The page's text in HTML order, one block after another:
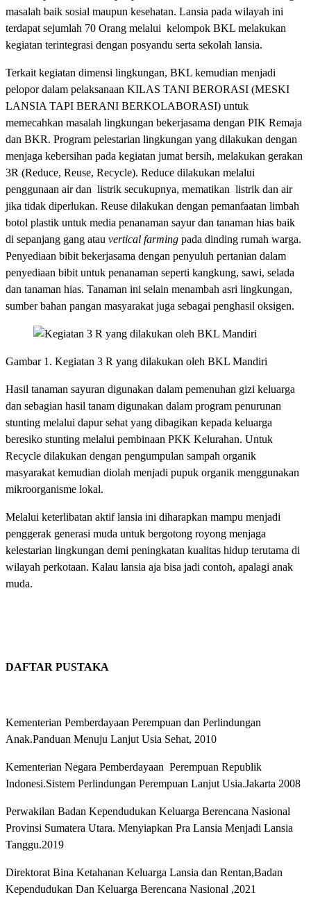
masalah baik sosial maupun kesehatan. Lansia pada wilayah ini
terdapat sejumlah 70 Orang melalui kelompok BKL melakukan
kegiatan terintegrasi dengan posyandu serta sekolah lansia.
Terkait kegiatan dimensi lingkungan, BKL kemudian menjadi
pelopor dalam pelaksanaan KILAS TANI BERORASI (MESKI
LANSIA TAPI BERANI BERKOLABORASI) untuk
memecahkan masalah lingkungan bekerjasama dengan PIK Remaja
dan BKR. Program pelestarian lingkungan yang dilakukan dengan
menjaga kebersihan pada kegiatan jumat bersih, melakukan gerakan
3R (Reduce, Reuse, Recycle). Reduce dilakukan melalui
penggunaan air dan listrik secukupnya, mematikan listrik dan air
jika tidak diperlukan. Reuse dilakukan dengan pemanfaatan limbah
botol plastik untuk media penanaman sayur dan tanaman hias baik
di sepanjang gang atau vertical farming pada dinding rumah warga.
Penyediaan bibit bekerjasama dengan penyuluh pertanian dalam
penyediaan bibit untuk penanaman seperti kangkung, sawi, selada
dan tanaman hias. Tanaman ini selain menambah asri lingkungan,
sumber bahan pangan masyarakat juga sebagai penghasil oksigen.
Gambar 1. Kegiatan 3 R yang dilakukan oleh BKL Mandiri
Hasil tanaman sayuran digunakan dalam pemenuhan gizi keluarga
dan sebagian hasil tanam digunakan dalam program penurunan
stunting melalui dapur sehat yang dibagikan kepada keluarga
beresiko stunting melalui pembinaan PKK Kelurahan. Untuk
Recycle dilakukan dengan pengumpulan sampah organik
masyarakat kemudian diolah menjadi pupuk organik menggunakan
mikroorganisme lokal.
Melalui keterlibatan aktif lansia ini diharapkan mampu menjadi
penggerak generasi muda untuk bergotong royong menjaga
kelestarian lingkungan demi peningkatan kualitas hidup terutama di
wilayah perkotaan. Kalau lansia aja bisa jadi contoh, apalagi anak
muda.
DAFTAR PUSTAKA
Kementerian Pemberdayaan Perempuan dan Perlindungan
Anak.Panduan Menuju Lanjut Usia Sehat, 2010
Kementerian Negara Pemberdayaan Perempuan Republik
Indonesi.Sistem Perlindungan Perempuan Lanjut Usia.Jakarta 2008
Perwakilan Badan Kependudukan Keluarga Berencana Nasional
Provinsi Sumatera Utara. Menyiapkan Pra Lansia Menjadi Lansia
Tanggu.2019
Direktorat Bina Ketahanan Keluarga Lansia dan Rentan,Badan
Kependudukan Dan Keluarga Berencana Nasional ,2021